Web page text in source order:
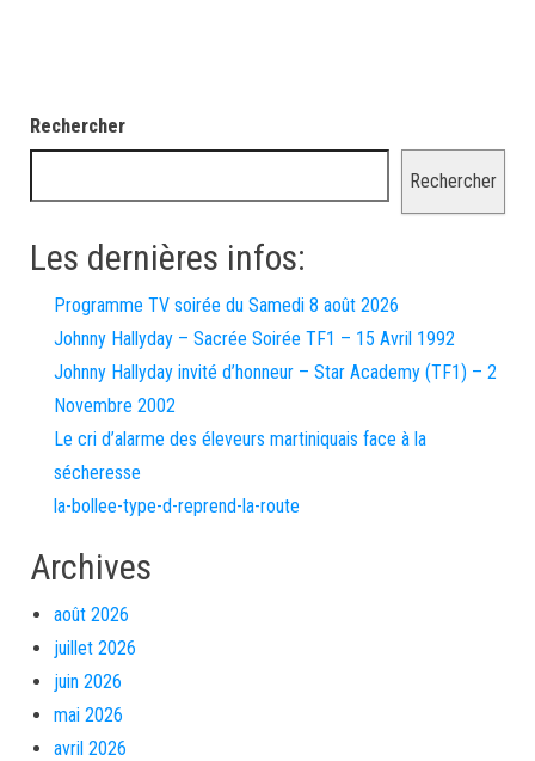
Rechercher
Rechercher
Les dernières infos:
Programme TV soirée du Samedi 8 août 2026
Johnny Hallyday – Sacrée Soirée TF1 – 15 Avril 1992
Johnny Hallyday invité d’honneur – Star Academy (TF1) – 2
Novembre 2002
Le cri d’alarme des éleveurs martiniquais face à la
sécheresse
la-bollee-type-d-reprend-la-route
Archives
août 2026
juillet 2026
juin 2026
mai 2026
avril 2026